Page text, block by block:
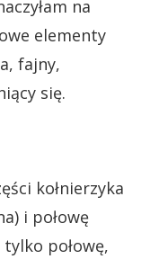
na
elementy
fajny,
się.
kołnierzyka
i połowę
połowę,